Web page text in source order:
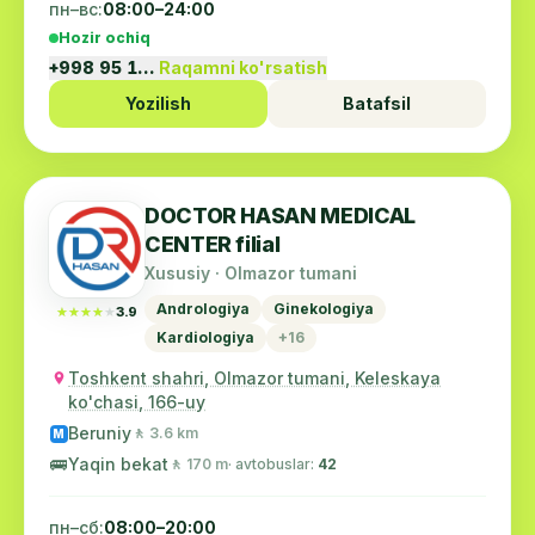
I ismailov abduhalil
klinika dostoyna svoego nazvaniya vse na
maximalnom urovne
Валерий
Поздравляю коллектив klinikalar с Новым Годом!
Желаю всем здоровья, успехов в работе и
процветания. Благодарю доктора Ишматова за
его доброе и отзывчивое сердце и золотые
Davomini o'qish →
21.08.2014
medimaksning barcha xodimlariga katta
minnatdorchilik bildiraman, barchasi uchun katta
rahmat
Davomini o'qish →
пн–вс:08:00–24:00
Hozir ochiq
+998 95 1… Raqamni ko'rsatish
Yozilish
Batafsil
★★★★★
★★★★★3.9
DOCTOR HASAN MEDICAL
CENTER filial
Xususiy · Olmazor tumani
Andrologiya
Ginekologiya
Kardiologiya
+16
Toshkent shahri, Olmazor tumani, Keleskaya
ko'chasi, 166-uy
M Beruniy 🚶 3.6 km
🚌Yaqin bekat 🚶 170 m· avtobuslar: 42
пн–сб:08:00–20:00